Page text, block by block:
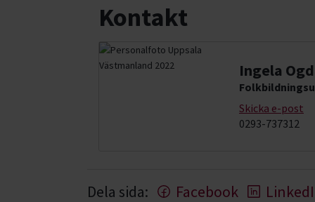
Kontakt
Ingela
Skicka e-post
0293-737312
Dela sida: Facebook